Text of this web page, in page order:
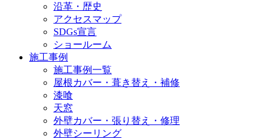
沿革・歴史
アクセスマップ
SDGs宣言
ショールーム
施工事例
施工事例一覧
屋根カバー・葺き替え・補修
漆喰
天窓
外壁カバー・張り替え・修理
外壁シーリング